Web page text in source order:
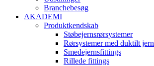
Branchebesøg
AKADEMI
Produktkendskab
Støbejernsrørsystemer
Rørsystemer med duktilt jern
Smedejernsfittings
Rillede fittings